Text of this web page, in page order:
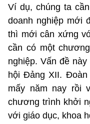
Ví dụ, chúng ta
doanh nghiệp mới
thì mới cân xứng
cần có một
nghiệp. Vấn đề
hội Đảng XII. Đoàn
mấy năm nay rồi
chương trình khởi
với giáo dục, khoa